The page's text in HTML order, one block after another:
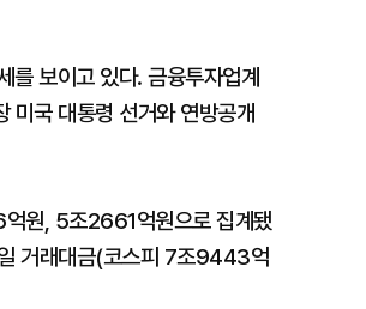
를 보이고 있다. 금융투자업계
미국 대통령 선거와 연방공개
원, 5조2661억원으로 집계됐
거래대금(코스피 7조9443억